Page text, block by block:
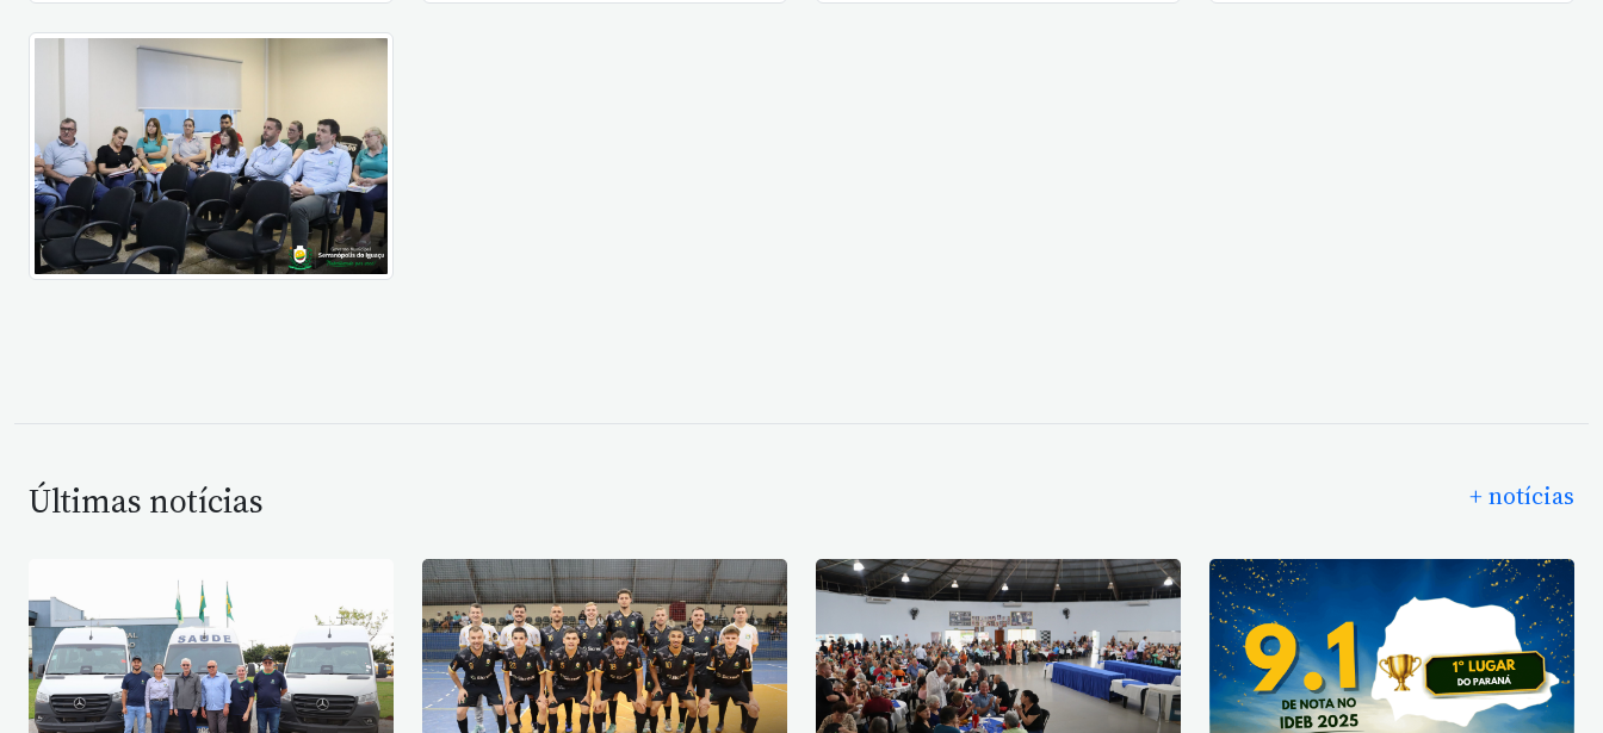
Últimas notícias + notícias